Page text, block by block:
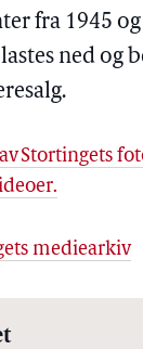
fra 1945
ned og
Stortingets
mediearkiv